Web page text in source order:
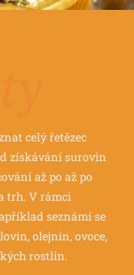
celý řetězec
získávání surovin
až po až po
trh. V rámci
seznámí se
olejnin, ovoce,
rostlin.